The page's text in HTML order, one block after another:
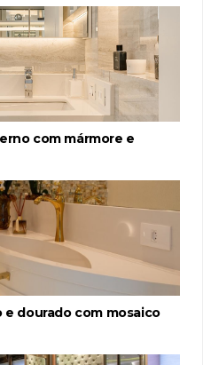
com mármore e
dourado com mosaico